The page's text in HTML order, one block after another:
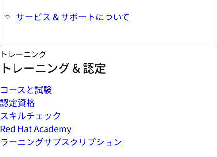
サービス & サポートについて
トレーニング
トレーニング & 認定
コースと試験
認定資格
スキルチェック
Red Hat Academy
ラーニングサブスクリプション